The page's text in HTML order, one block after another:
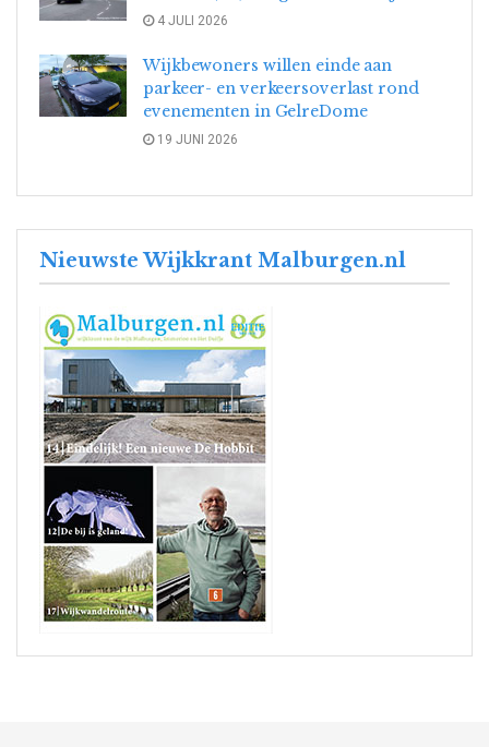
4 JULI 2026
Wijkbewoners willen einde aan
parkeer- en verkeersoverlast rond
evenementen in GelreDome
19 JUNI 2026
Nieuwste Wijkkrant Malburgen.nl